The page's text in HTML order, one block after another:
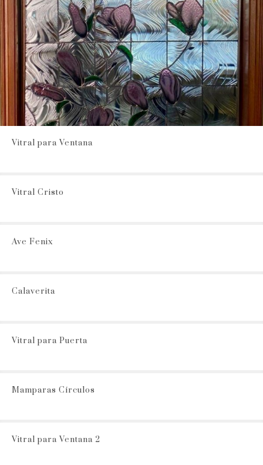
Vitral para Ventana
Vitral Cristo
Ave Fenix
Calaverita
Vitral para Puerta
Mamparas Círculos
Vitral para Ventana 2